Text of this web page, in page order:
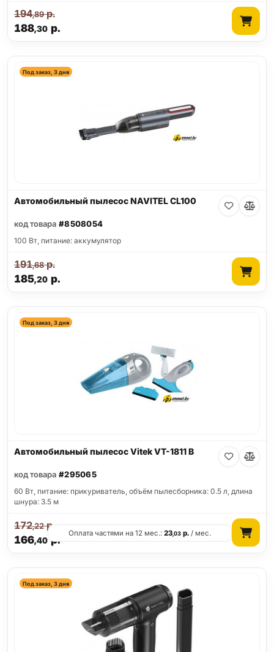
188,30р.
194,89р.
Под заказ, 3 дня
Автомобильный пылесос NAVITEL CL100
код товара #8508054
100 Вт, питание: аккумулятор
185,20р.
191,68р.
Под заказ, 3 дня
Автомобильный пылесос Vitek VT-1811 B
код товара #295065
60 Вт, питание: прикуриватель, объём пылесборника: 0.5 л, длина
шнура: 3.5 м
166,40р.
172,22р.
Оплата частями на 12 мес.:23,03 р. / мес.
Под заказ, 3 дня